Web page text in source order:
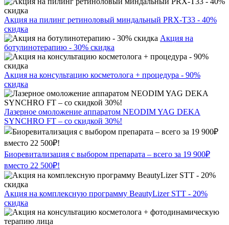
Акция на пилинг ретиноловый миндальный PRX-T33 - 40%
скидка
Акция на
ботулинотерапию - 30% скидка
Акция на консультацию косметолога + процедура - 90%
скидка
Лазерное омоложение аппаратом NEODIM YAG DEKA
SYNCHRO FT – со скидкой 30%!
Биоревитализация с выбором препарата – всего за 19 900₽
вместо 22 500₽!
Акция на комплексную программу BeautyLizer STT - 20%
скидка